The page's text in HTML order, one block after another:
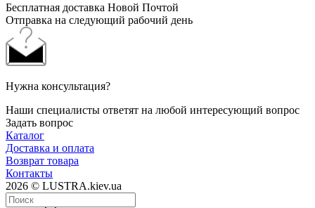
Бесплатная доставка Новой Почтой
Отправка на следующий рабочий день
Нужна консультация?
Наши специалисты ответят на любой интересующий вопрос
Задать вопрос
Каталог
Доставка и оплата
Возврат товара
Контакты
2026 © LUSTRA.kiev.ua